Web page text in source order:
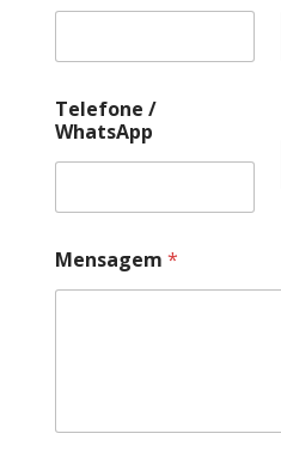
Telefone /
WhatsApp
Mensagem *